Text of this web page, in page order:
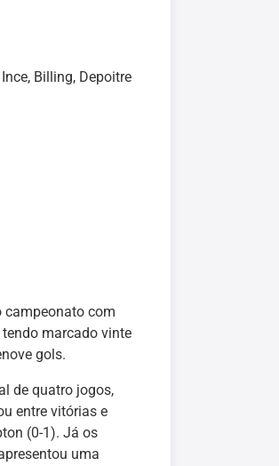
Billing, Depoitre
campeonato com
marcado vinte
gols.
de quatro jogos,
entre vitórias e
(0-1). Já os
uma